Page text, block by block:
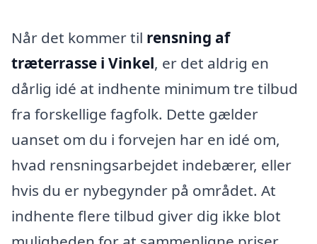
Når det kommer til rensning af
træterrasse i Vinkel, er det aldrig en
dårlig idé at indhente minimum tre tilbud
fra forskellige fagfolk. Dette gælder
uanset om du i forvejen har en idé om,
hvad rensningsarbejdet indebærer, eller
hvis du er nybegynder på området. At
indhente flere tilbud giver dig ikke blot